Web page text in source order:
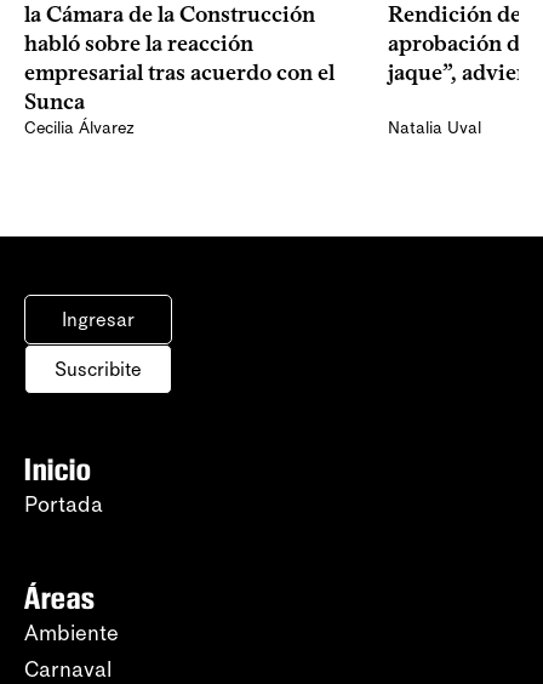
la Cámara de la Construcción
habló sobre la reacción
empresarial tras acuerdo con el
Sunca
Cecilia Álvarez
Rendición de
aprobación del
jaque”,
Natalia Uval
Ingresar
Suscribite
Inicio
Portada
Áreas
Ambiente
Carnaval